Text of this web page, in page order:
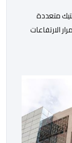
متعددة
الارتفاعات
ضغوطا
في كلفة